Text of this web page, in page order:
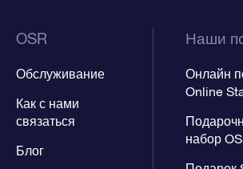
OSR
Обслуживание
Как с нами
связаться
Блог
Наши
Онлайн
Online
набор